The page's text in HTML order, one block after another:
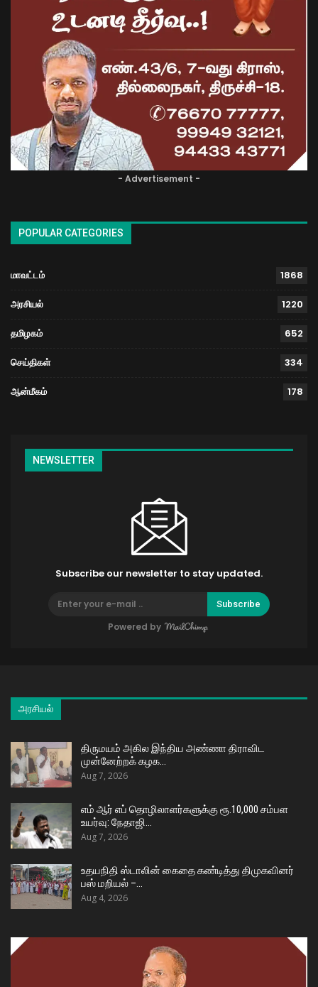
- Advertisement -
POPULAR CATEGORIES
மாவட்டம் 1868
அரசியல் 1220
தமிழகம் 652
செய்திகள் 334
ஆன்மீகம் 178
NEWSLETTER
Subscribe our newsletter to stay updated.
Subscribe
Powered by
அரசியல்
திருமயம் அகில இந்திய அண்ணா திராவிட
முன்னேற்றக் கழக…
Aug 7, 2026
எம் ஆர் எப் தொழிலாளர்களுக்கு ரூ.10,000 சம்பள
உயர்வு: நேதாஜி…
Aug 7, 2026
உதயநிதி ஸ்டாலின் கைதை கண்டித்து திமுகவினர்
பஸ் மறியல் –…
Aug 4, 2026